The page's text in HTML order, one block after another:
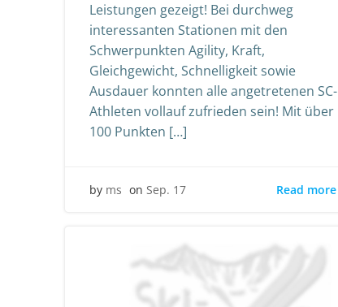
Leistungen gezeigt! Bei durchweg
interessanten Stationen mit den
Schwerpunkten Agility, Kraft,
Gleichgewicht, Schnelligkeit sowie
Ausdauer konnten alle angetretenen SC-
Athleten vollauf zufrieden sein! Mit über
100 Punkten […]
by ms on Sep. 17 Read more